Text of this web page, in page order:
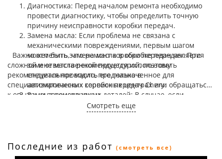
Диагностика: Перед началом ремонта необходимо
провести диагностику, чтобы определить точную
причину неисправности коробки передач.
Замена масла: Если проблема не связана с
механическими повреждениями, первым шагом
может быть замена масла в коробке передач. При
замене масла рекомендуется использовать
специальное масло, предназначенное для
автоматических коробок передач Chery.
Замена неисправных деталей: В случае, если
неисправность вызвана поломкой каких-либо
деталей коробки передач, они должны быть
и долговечности.
Ремонт или замена коробки передач: В некоторых
Важно отметить, что ремонт коробки передач является
сложной и ответственной процедурой, поэтому
рекомендуется проводить его только в
специализированных сервисных центрах или обращаться
к опытным автомеханикам.
Смотреть еще
Последние из работ (смотреть все)